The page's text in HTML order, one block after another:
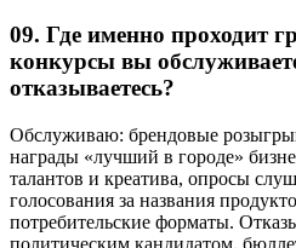
09. Где именно проходит
конкурсы вы
отказываетесь?
Обслуживаю: брендовые
награды «лучший в городе»
талантов и креатива, опросы
голосования за названия
потребительские форматы.
политическим кандидатом,